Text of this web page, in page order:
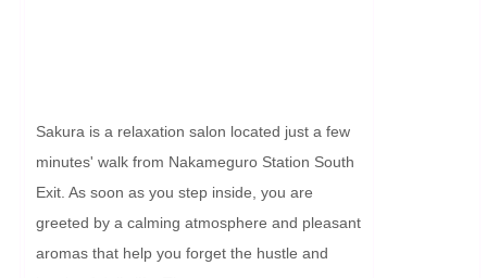
Sakura is a relaxation salon located just a few
minutes' walk from Nakameguro Station South
Exit. As soon as you step inside, you are
greeted by a calming atmosphere and pleasant
aromas that help you forget the hustle and